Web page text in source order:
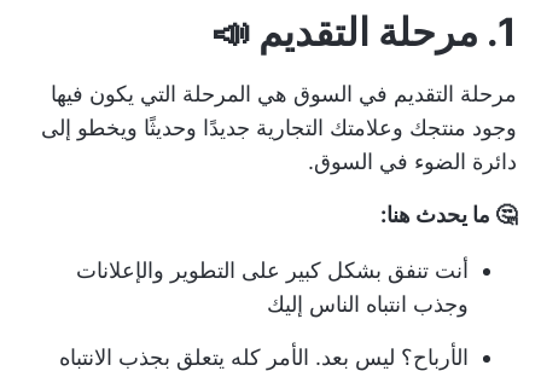
1. مرحلة التقديم 📣
مرحلة التقديم في السوق هي المرحلة التي يكون فيها
وجود منتجك وعلامتك التجارية جديدًا وحديثًا ويخطو إلى
دائرة الضوء في السوق.
🤔 ما يحدث هنا:
أنت تنفق بشكل كبير على التطوير والإعلانات
وجذب انتباه الناس إليك
الأرباح؟ ليس بعد. الأمر كله يتعلق بجذب الانتباه